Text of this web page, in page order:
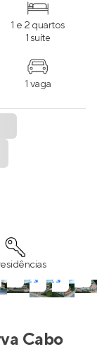
1 e 2 quartos
1 suíte
1 vaga
Cabo